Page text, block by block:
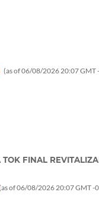
(as of 06/08/2026 20:07 GMT
FINAL
of 06/08/2026 20:07 GMT -